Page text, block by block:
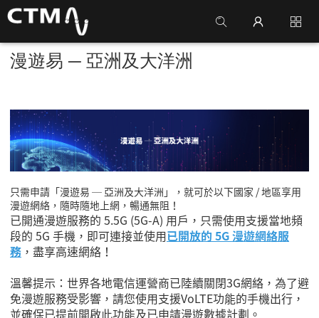
漫遊易 ─ 亞洲及大洋洲
只需申請 「漫遊易 ─ 亞洲及大洋洲」
，就可於以下國家 / 地區享用
漫遊網絡，隨時隨地上網，暢通無阻！
已開通漫遊服務的 5.5G (5G-A) 用戶，只需使用支援當地頻
段的 5G 手機，即可連接並使用已開放的 5G 漫遊網絡服
務 ，盡享高速網絡！
溫馨提示：世界各地電信運營商已陸續關閉3G網絡，為了避
免漫遊服務受影響，請您使用支援VoLTE功能的手機出行，
並確保已提前開啟此功能及已申請漫遊數據計劃。